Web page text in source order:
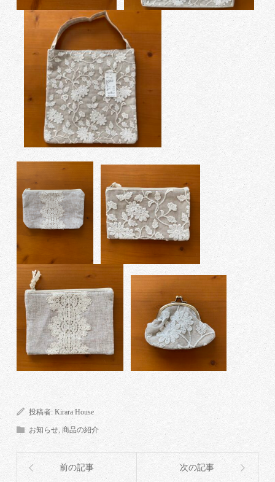
投稿者:Kirara House
お知らせ,商品の紹介
前の記事 次の記事